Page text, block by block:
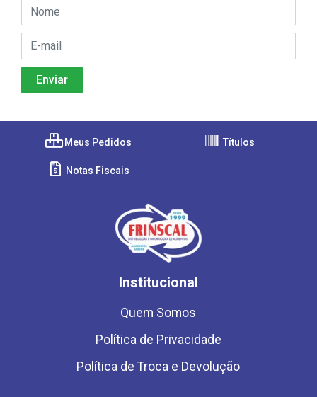
Meus Pedidos Títulos
Notas Fiscais
Institucional
Quem Somos
Política de Privacidade
Política de Troca e Devolução